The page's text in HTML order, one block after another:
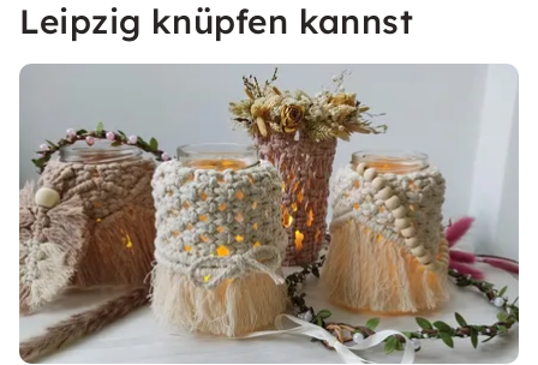
Leipzig knüpfen kannst